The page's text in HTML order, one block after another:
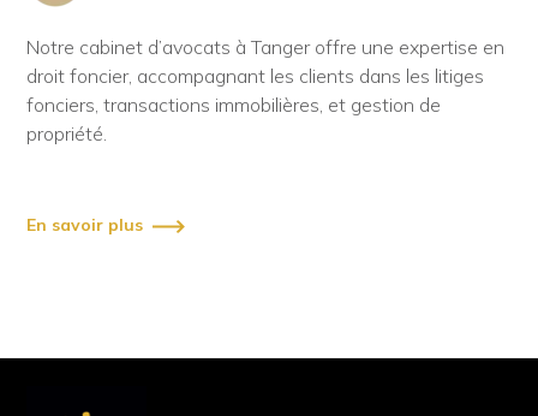
Notre cabinet d’avocats à Tanger offre une expertise en
droit foncier, accompagnant les clients dans les litiges
fonciers, transactions immobilières, et gestion de
propriété.
En savoir plus